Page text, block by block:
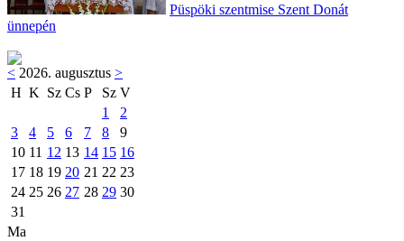
Püspöki szentmise Szent Donát
ünnepén
< 2026. augusztus >
H K Sz Cs P Sz V
1
2
3
4 5 6 7 8
9
10 11 12 13 14 15 16
17 18 19 20 21 22 23
24 25 26 27 28 29 30
31
Ma